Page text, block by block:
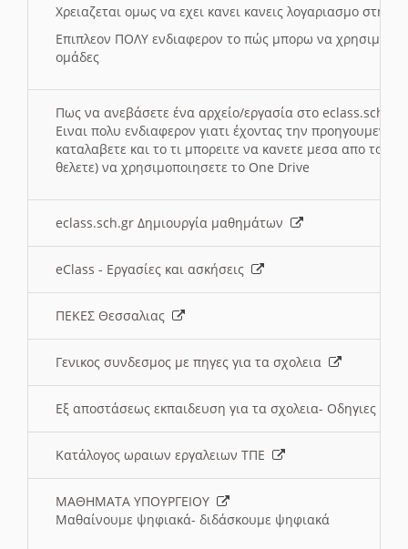
Χρειαζεται ομως να εχει κανει κανεις λογαριασμο στη
Επιπλεον ΠΟΛΥ ενδιαφερον το πώς μπορω να
ομάδες
Πως να ανεβάσετε ένα αρχείο/εργασία στο eclass.sch.gr
Ειναι πολυ ενδιαφερον γιατι έχοντας την
καταλαβετε και το τι μπορειτε να κανετε μεσα απο το
θελετε) να χρησιμοποιησετε το One Drive
eclass.sch.gr Δημιουργία μαθημάτων
eClass - Εργασίες και ασκήσεις
ΠΕΚΕΣ Θεσσαλιας
Γενικος συνδεσμος με πηγες για τα σχολεια
Εξ αποστάσεως εκπαιδευση για τα σχολεια- Οδηγιες
Κατάλογος ωραιων εργαλειων ΤΠΕ
ΜΑΘΗΜΑΤΑ ΥΠΟΥΡΓΕΙΟΥ
Μαθαίνουμε ψηφιακά- διδάσκουμε ψηφιακά